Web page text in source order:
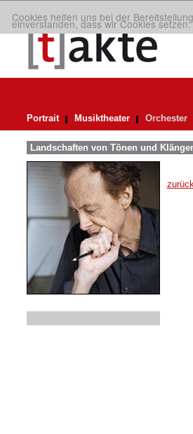
Cookies helfen uns bei der
einverstanden, dass wir Cookies setzen.
Portrait Musiktheater Orchester
Landschaften von Tönen und